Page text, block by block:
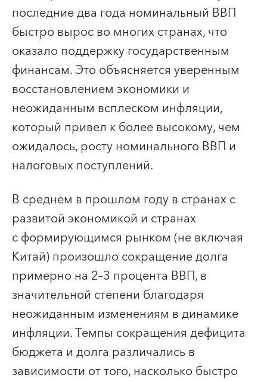
последние два года номинальный ВВП
быстро вырос во многих странах, что
оказало поддержку государственным
финансам. Это объясняется уверенным
восстановлением экономики и
неожиданным всплеском инфляции,
который привел к более высокому, чем
ожидалось, росту номинального ВВП и
налоговых поступлений.
В среднем в прошлом году в странах с
развитой экономикой и странах
с формирующимся рынком (не включая
Китай) произошло сокращение долга
примерно на 2–3 процента ВВП, в
значительной степени благодаря
неожиданным изменениям в динамике
инфляции. Темпы сокращения дефицита
бюджета и долга различались в
зависимости от того, насколько быстро